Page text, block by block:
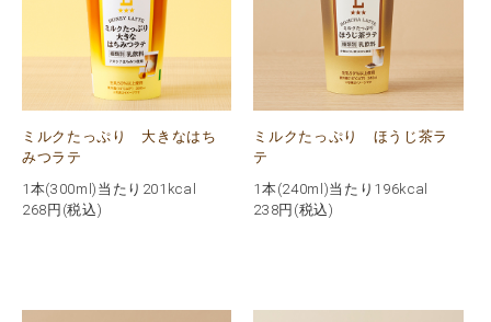
ミルクたっぷり 大きなはち
みつラテ
1本(300ml)当たり201kcal
268 円(税込)
ミルクたっぷり ほうじ茶ラ
テ
1本(240ml)当たり196kcal
238円(税込)